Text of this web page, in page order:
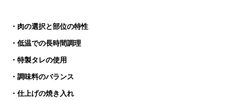
・肉の選択と部位の特性
・低温での長時間調理
・特製タレの使用
・調味料のバランス
・仕上げの焼き入れ